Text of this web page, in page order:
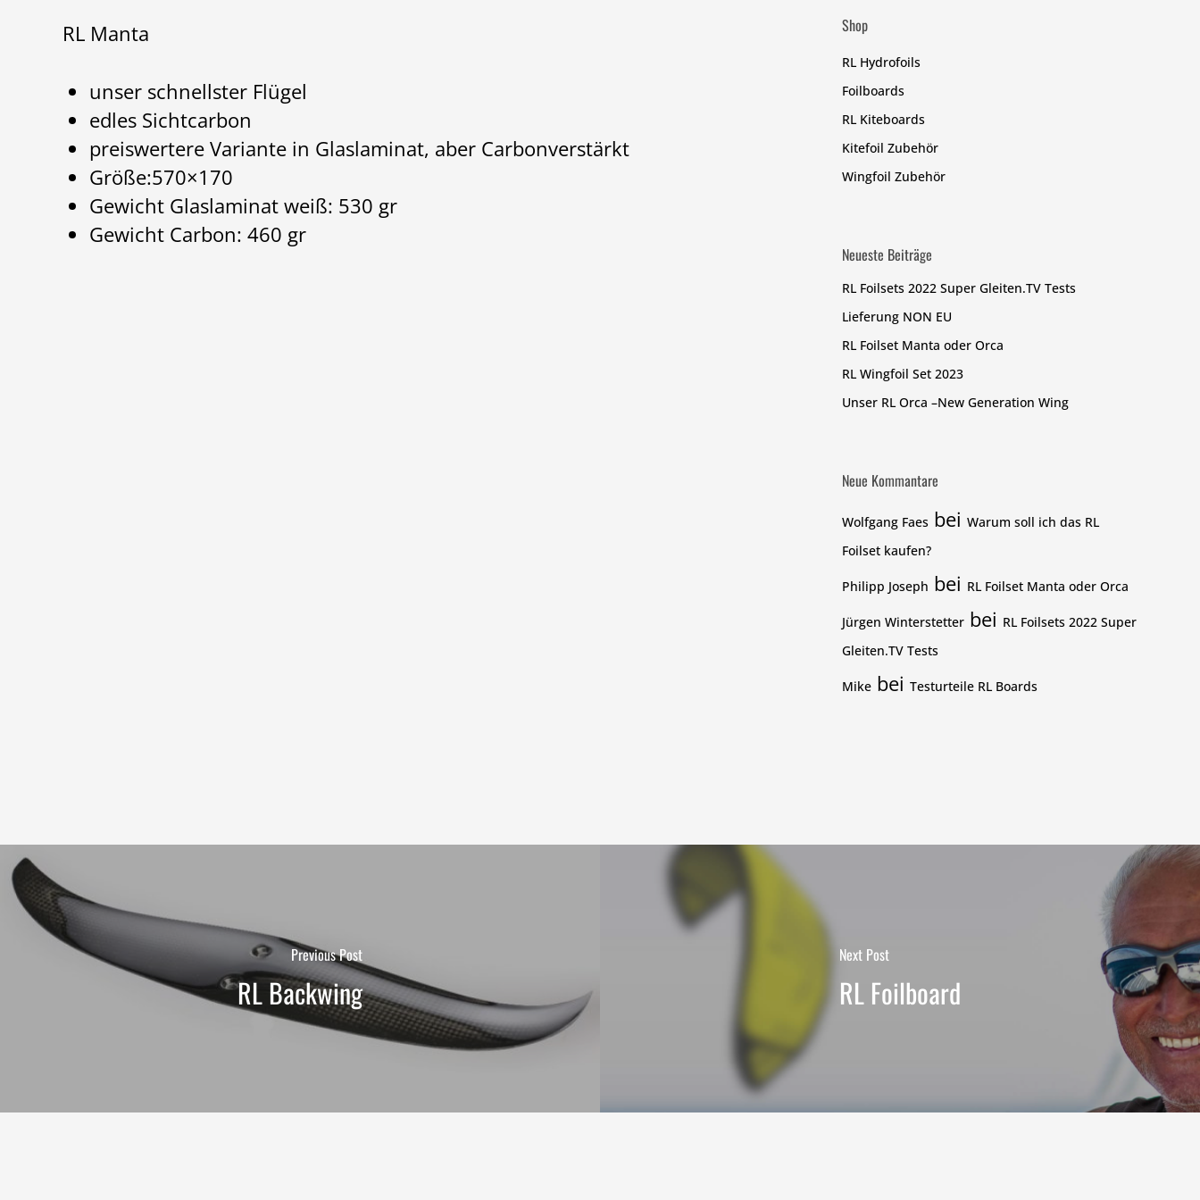
Warenkorb.
RL Manta
unser schnellster Flügel
edles Sichtcarbon
preiswertere Variante in Glaslaminat, aber Carbonverstärkt
Größe:570×170
Gewicht Glaslaminat weiß: 530 gr
Gewicht Carbon: 460 gr
Shop
RL Hydrofoils
Foilboards
RL Kiteboards
Kitefoil Zubehör
Wingfoil Zubehör
Neueste Beiträge
RL Foilsets 2022 Super Gleiten.TV Tests
Lieferung NON EU
RL Foilset Manta oder Orca
RL Wingfoil Set 2023
Unser RL Orca –New Generation Wing
Neue Kommantare
Wolfgang Faesbei Warum soll ich das RL
Foilset kaufen?
Philipp Joseph bei RL Foilset Manta oder Orca
Jürgen Winterstetterbei RL Foilsets 2022 Super
Gleiten.TV Tests
Mikebei Testurteile RL Boards
Previous Post
RL Backwing
Next Post
RL Foilboard